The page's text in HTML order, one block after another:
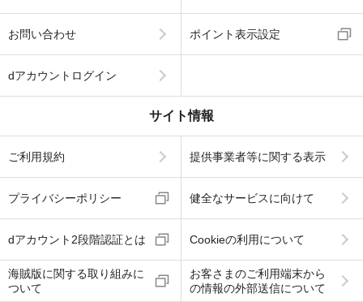
お問い合わせ ポイント表示設定
dアカウントログイン
サイト情報
ご利用規約 提供事業者等に関する表示
プライバシーポリシー 健全なサービスに向けて
dアカウント2段階認証とは Cookieの利用について
海賊版に関する取り組みに
ついて
お客さまのご利用端末から
の情報の外部送信について